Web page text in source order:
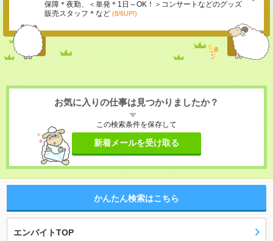
保障＊夜勤、＜単発＊1日～OK！＞コンサートなどのグッズ
販売スタッフ＊など (8/6UP!)
お気に入りの仕事は見つかりましたか？
この検索条件を保存して
新着メールを受け取る
かんたん検索はこちら
エンバイトTOP